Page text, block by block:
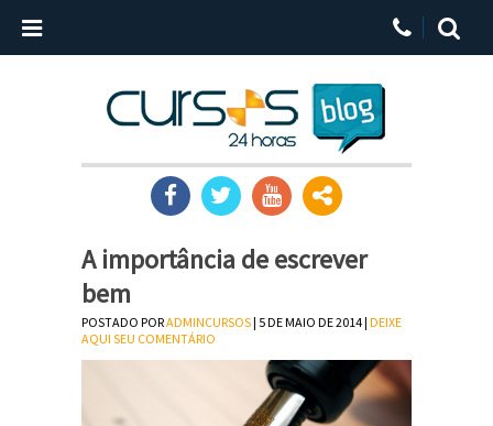
A importância de escrever
bem
POSTADO PORADMINCURSOS| 5 DE MAIO DE 2014 | DEIXE
AQUI SEU COMENTÁRIO